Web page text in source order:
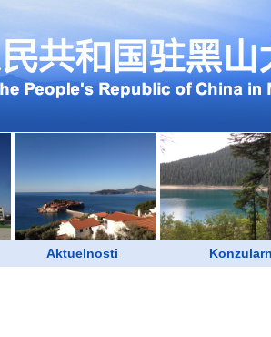
Aktuelnosti